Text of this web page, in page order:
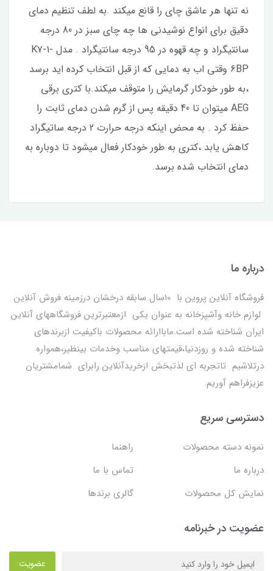
نه تنها هر عاشق چای را قانع میکند .به لطف تنظیم دمای
دقیق برای انواع نوشیدنی ها چه چای سبز در 80 درجه
سانتیگراد و چه قهوه در 95 درجه سانتیگراد . مدل K7-1-
6BP وقتی اب به دمایی که از قبل انتخاب کرده اید برسد
،به طور خودکار گرمایش را متوقف میکند.با کتری برقی
AEG میتوان تا 40 دقیقه پس از گرم شدن دمای ثابت را
حفظ کرد . به محض اینکه درجه حرارت 2 درجه ساتیگراد
کاهش یابد ،کتری به طور خودکار فعال میشود تا دوباره به
دمای انتخاب شده برسد.
درباره ما
فروشگاه آنلاین پروین با 10سال سابقه درخشان درزمینه فروش آنلاین
لوازم خانه وآشپزخانه به عنوان یکی ازمعتبرترین فروشگاههای آنلاین
ایران شناخته شده است.ماباارائه محصولات باکیفیت ازبرندهای
شناخته شده و روزدنیا،قیمتهای مناسب وخدمات بینظیر،همواره
درتلاشیم تاتجربه ای لذتبخش ازخریدآنلاین رابرای شمامشتریان
عزیزفراهم آوریم.
دسترسی سریع
نمونه دسته محصولات
راهنما
درباره ما
تماس با ما
نمایش کل محصولات
گالری برندها
عضویت در خبرنامه
عضویت